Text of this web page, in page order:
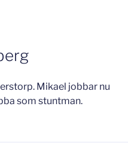
Mikael jobbar nu
som stuntman.